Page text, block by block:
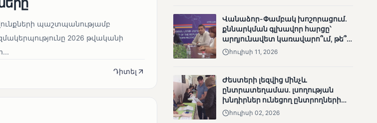
ընտրություններ՝ դեռևս
չլուծված խնդիրներով.
«Լուսաստղի»
առաքելության
պաշտպանությամբ
2026 թվականի
Դիտել
Վանաձոր-Փամբակ խոշորացում.
քննարկման գլխավոր հարցը՝
արդյունավետ կառավարո՞ւմ, թե՞
քաղաքական նպատակ
հուլիսի 11, 2026
Ժեստերի լեզվից մինչև
ընտրատեղամաս. լսողության
խնդիրներ ունեցող ընտրողների
ճանապարհը
հուլիսի 02, 2026